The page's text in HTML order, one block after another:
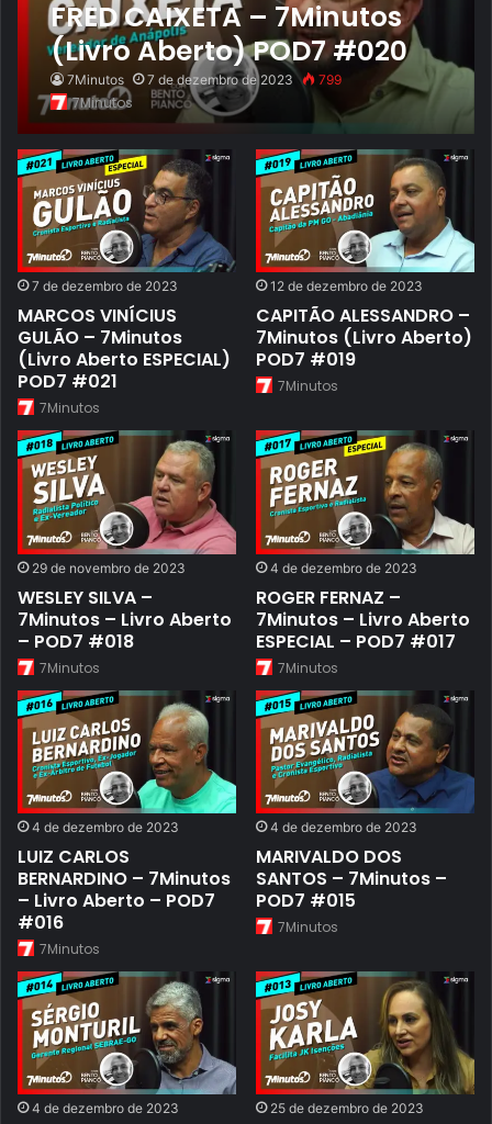
FRED CAIXETA – 7Minutos
(Livro Aberto) POD7 #020
7Minutos 7 de dezembro de 2023 799
7Minutos
7 de dezembro de 2023
MARCOS VINÍCIUS
GULÃO – 7Minutos
(Livro Aberto ESPECIAL)
POD7 #021
7Minutos
12 de dezembro de 2023
CAPITÃO ALESSANDRO –
7Minutos (Livro Aberto)
POD7 #019
7Minutos
29 de novembro de 2023
WESLEY SILVA –
7Minutos – Livro Aberto
– POD7 #018
7Minutos
4 de dezembro de 2023
ROGER FERNAZ –
7Minutos – Livro Aberto
ESPECIAL – POD7 #017
7Minutos
4 de dezembro de 2023
LUIZ CARLOS
BERNARDINO – 7Minutos
– Livro Aberto – POD7
#016
7Minutos
4 de dezembro de 2023
MARIVALDO DOS
SANTOS – 7Minutos –
POD7 #015
7Minutos
4 de dezembro de 2023 25 de dezembro de 2023